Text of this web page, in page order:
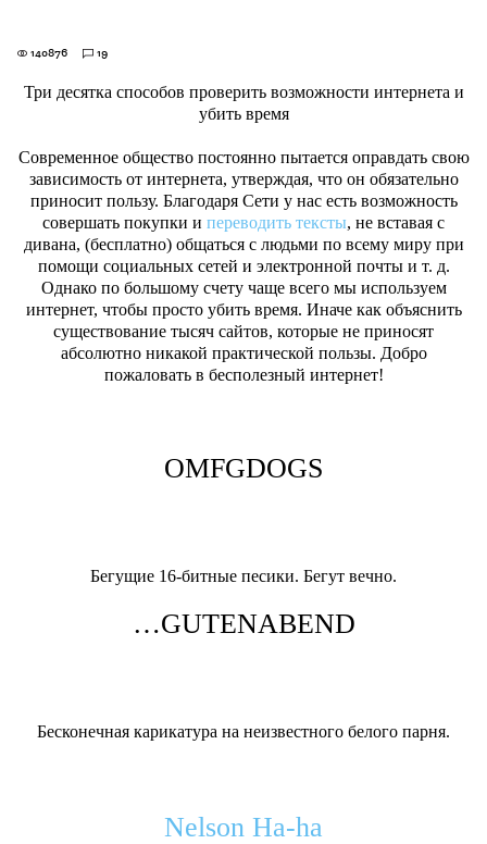
140876 19
Три десятка способов проверить возможности интернета и
убить время
Современное общество постоянно пытается оправдать свою
зависимость от интернета, утверждая, что он обязательно
приносит пользу. Благодаря Сети у нас есть возможность
совершать покупки и переводить тексты, не вставая с
дивана, (бесплатно) общаться с людьми по всему миру при
помощи социальных сетей и электронной почты и т. д.
Однако по большому счету чаще всего мы используем
интернет, чтобы просто убить время. Иначе как объяснить
существование тысяч сайтов, которые не приносят
абсолютно никакой практической пользы. Добро
пожаловать в бесполезный интернет!
OMFGDOGS
Бегущие 16-битные песики. Бегут вечно.
…GUTENABEND
Бесконечная карикатура на неизвестного белого парня.
Nelson Ha-ha